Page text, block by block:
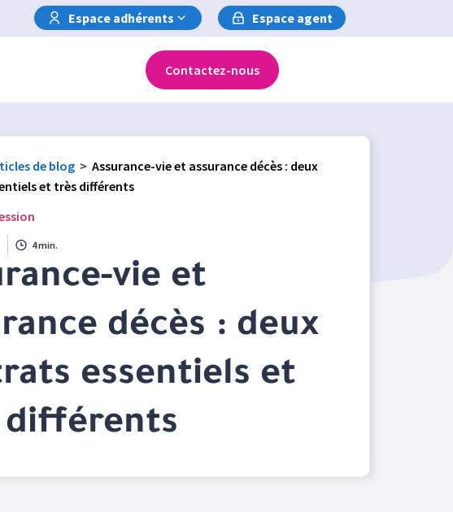
Espace adhérents
Espace agent
Contactez-nous
de blog > Assurance-vie et assurance décès : deux
et très différents
4 min.
vie et
décès : deux
essentiels et